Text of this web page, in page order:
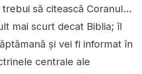
să citească Coranul...
mai scurt decat Biblia; îl
şi vei fi informat în
centrale ale